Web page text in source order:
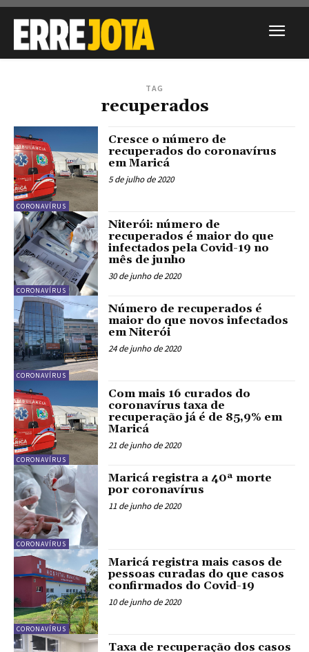
TAG
recuperados
CORONAVÍRUS
Cresce o número de
recuperados do coronavírus
em Maricá
5 de julho de 2020
CORONAVÍRUS
Niterói: número de
recuperados é maior do que
infectados pela Covid-19 no
mês de junho
30 de junho de 2020
CORONAVÍRUS
Número de recuperados é
maior do que novos infectados
em Niterói
24 de junho de 2020
CORONAVÍRUS
Com mais 16 curados do
coronavírus taxa de
recuperação já é de 85,9% em
Maricá
21 de junho de 2020
CORONAVÍRUS
Maricá registra a 40ª morte
por coronavírus
11 de junho de 2020
CORONAVÍRUS
Maricá registra mais casos de
pessoas curadas do que casos
confirmados do Covid-19
10 de junho de 2020
Taxa de recuperação dos casos